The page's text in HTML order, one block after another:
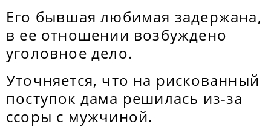
Его бывшая любимая задержана,
в ее отношении возбуждено
уголовное дело.
Уточняется, что на рискованный
поступок дама решилась из-за
ссоры с мужчиной.